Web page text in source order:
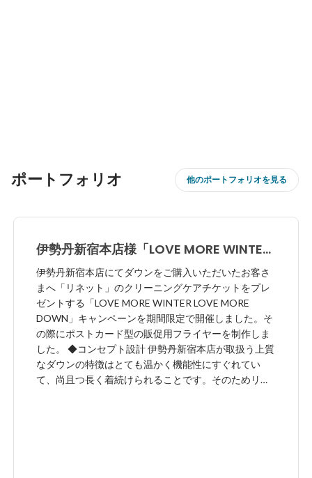
ポートフォリオ 他のポートフォリオを見る
伊勢丹新宿本店様「LOVE MORE WINTER
LOVE MORE DOWN」キャンペーン
伊勢丹新宿本店にてダウンをご購入いただいたお客さ
まへ「リネット」のクリーニングケアチケットをプレ
ゼントする「LOVE MORE WINTER LOVE MORE
DOWN」キャンペーンを期間限定で開催しました。そ
の際にポストカード型の販促用フライヤーを制作しま
した。 ◆コンセプト設計 伊勢丹新宿本店が取扱う上質
なダウンの特徴はとても温かく機能性にすぐれてい
て、尚且つ長く着続けられることです。そのためリネ